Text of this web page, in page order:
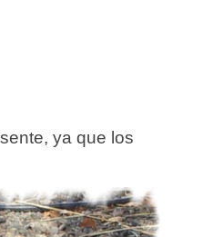
ya que los